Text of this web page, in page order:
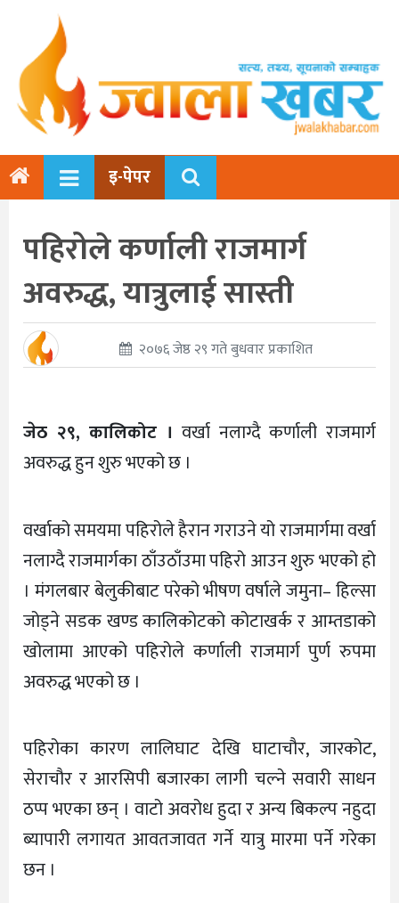
इ-पेपर
पहिरोले कर्णाली राजमार्ग
अवरुद्ध, यात्रुलाई सास्ती
२०७६ जेष्ठ २९ गते बुधवार प्रकाशित
जेठ २९, कालिकोट । वर्खा नलाग्दै कर्णाली राजमार्ग
अवरुद्ध हुन शुरु भएको छ ।
वर्खाको समयमा पहिरोले हैरान गराउने यो राजमार्गमा वर्खा
नलाग्दै राजमार्गका ठाँउठाँउमा पहिरो आउन शुरु भएको हो
। मंगलबार बेलुकीबाट परेको भीषण वर्षाले जमुना– हिल्सा
जोड्ने सडक खण्ड कालिकोटको कोटाखर्क र आम्तडाको
खोलामा आएको पहिरोले कर्णाली राजमार्ग पुर्ण रुपमा
अवरुद्ध भएको छ ।
पहिरोका कारण लालिघाट देखि घाटाचौर, जारकोट,
सेराचौर र आरसिपी बजारका लागी चल्ने सवारी साधन
ठप्प भएका छन् । वाटो अवरोध हुदा र अन्य बिकल्प नहुदा
ब्यापारी लगायत आवतजावत गर्ने यात्रु मारमा पर्ने गरेका
छन ।